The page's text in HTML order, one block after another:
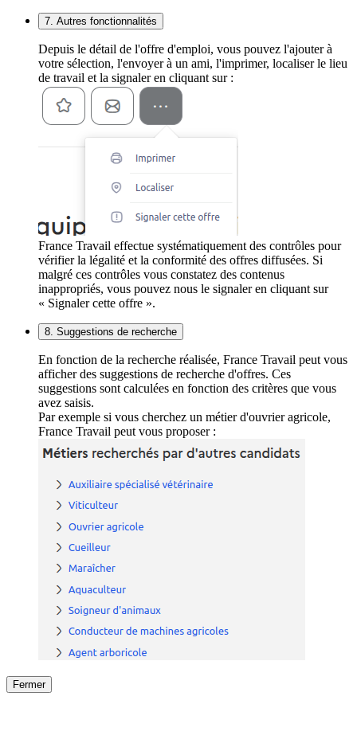
7. Autres fonctionnalités
Depuis le détail de l'offre d'emploi, vous pouvez l'ajouter à
votre sélection, l'envoyer à un ami, l'imprimer, localiser le lieu
de travail et la signaler en cliquant sur :
France Travail effectue systématiquement des contrôles pour
vérifier la légalité et la conformité des offres diffusées. Si
malgré ces contrôles vous constatez des contenus
inappropriés, vous pouvez nous le signaler en cliquant sur
« Signaler cette offre ».
8. Suggestions de recherche
En fonction de la recherche réalisée, France Travail peut vous
afficher des suggestions de recherche d'offres. Ces
suggestions sont calculées en fonction des critères que vous
avez saisis.
Par exemple si vous cherchez un métier d'ouvrier agricole,
France Travail peut vous proposer :
Fermer